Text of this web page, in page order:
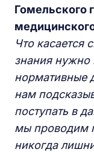
Гомельского
Что касается
знания нужно
нормативные
нам
поступать в
мы проводим
никогда